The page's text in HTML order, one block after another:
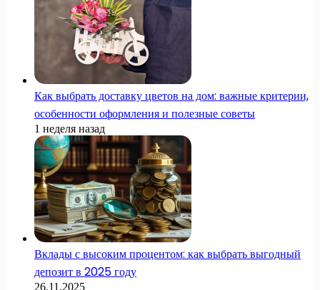
Как выбрать доставку цветов на дом: важные критерии,
особенности оформления и полезные советы
1 неделя назад
Вклады с высоким процентом: как выбрать выгодный
депозит в 2025 году
26.11.2025